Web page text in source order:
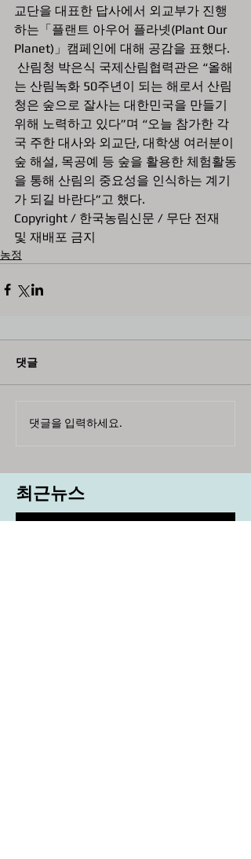
교단을 대표한 답사에서 외교부가 진행
하는「플랜트 아우어 플라넷(Plant Our
Planet)」캠페인에 대해 공감을 표했다.
는 산림녹화 50주년이 되는 해로서 산림
청은 숲으로 잘사는 대한민국을 만들기
위해 노력하고 있다”며 “오늘 참가한 각
국 주한 대사와 외교단, 대학생 여러분이
숲 해설, 목공예 등 숲을 활용한 체험활동
을 통해 산림의 중요성을 인식하는 계기
가 되길 바란다”고 했다.
Copyright / 한국농림신문 / 무단 전재
및 재배포 금지
농정
댓글
댓글을 입력하세요.
최근뉴스